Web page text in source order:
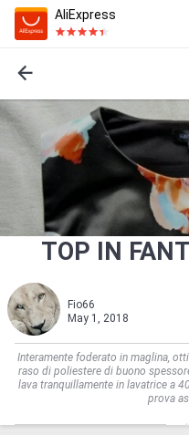
AliExpress
TOP IN
Fio66
May 1, 2018
Interamente foderato in maglina,
raso di poliestere di buono
lava tranquillamente in lavatrice a
prova